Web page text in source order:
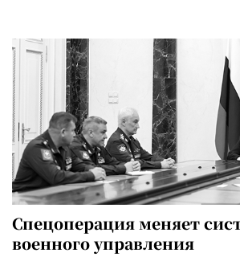
Спецоперация меняет
военного управления